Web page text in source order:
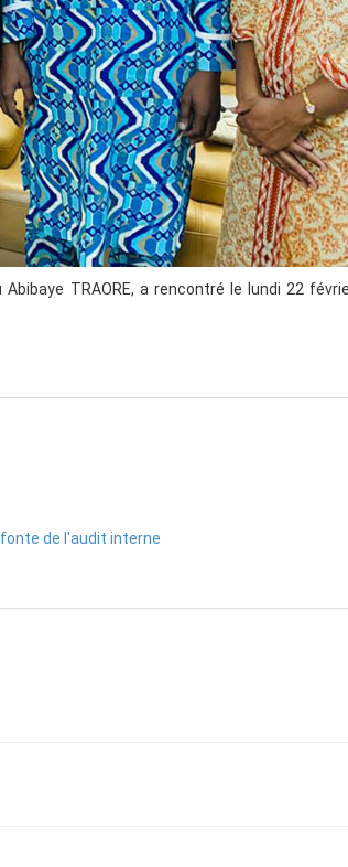
Abibaye TRAORE, a rencontré le lundi 22
de l'audit interne